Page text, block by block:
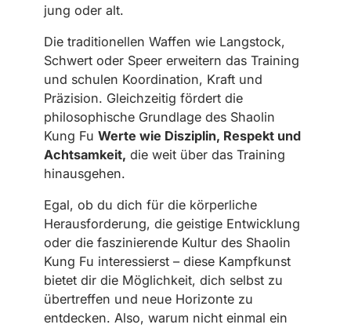
jung oder alt.
Die traditionellen Waffen wie Langstock,
Schwert oder Speer erweitern das Training
und schulen Koordination, Kraft und
Präzision. Gleichzeitig fördert die
philosophische Grundlage des Shaolin
Kung Fu Werte wie Disziplin, Respekt und
Achtsamkeit, die weit über das Training
hinausgehen.
Egal, ob du dich für die körperliche
Herausforderung, die geistige Entwicklung
oder die faszinierende Kultur des Shaolin
Kung Fu interessierst – diese Kampfkunst
bietet dir die Möglichkeit, dich selbst zu
übertreffen und neue Horizonte zu
entdecken. Also, warum nicht einmal ein